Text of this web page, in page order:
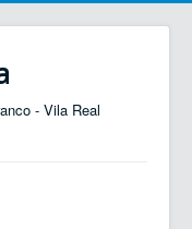
- Vila Real